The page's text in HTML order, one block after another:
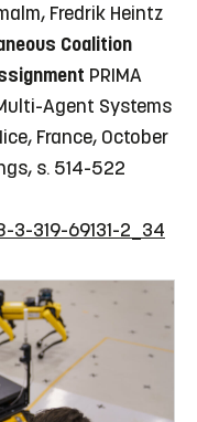
Fredrik Heintz
Coalition
PRIMA
Agent Systems
France, October
s. 514-522
3-319-69131-2_34